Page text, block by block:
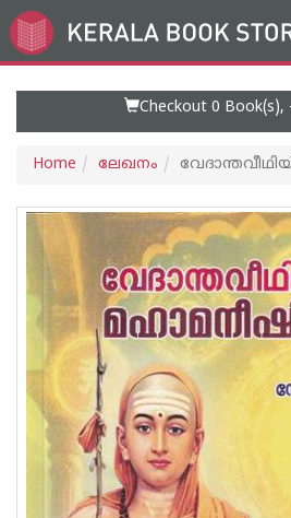
Go
to
Checkout 0 Book(s),
Home ലേഖനം